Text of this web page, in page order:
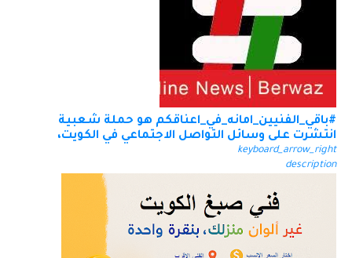
#باقي_الفنيين_امانه_في_اعناقكم هو حملة شعبية
انتشرت على وسائل التواصل الاجتماعي في الكويت،
keyboard_arrow_right
description